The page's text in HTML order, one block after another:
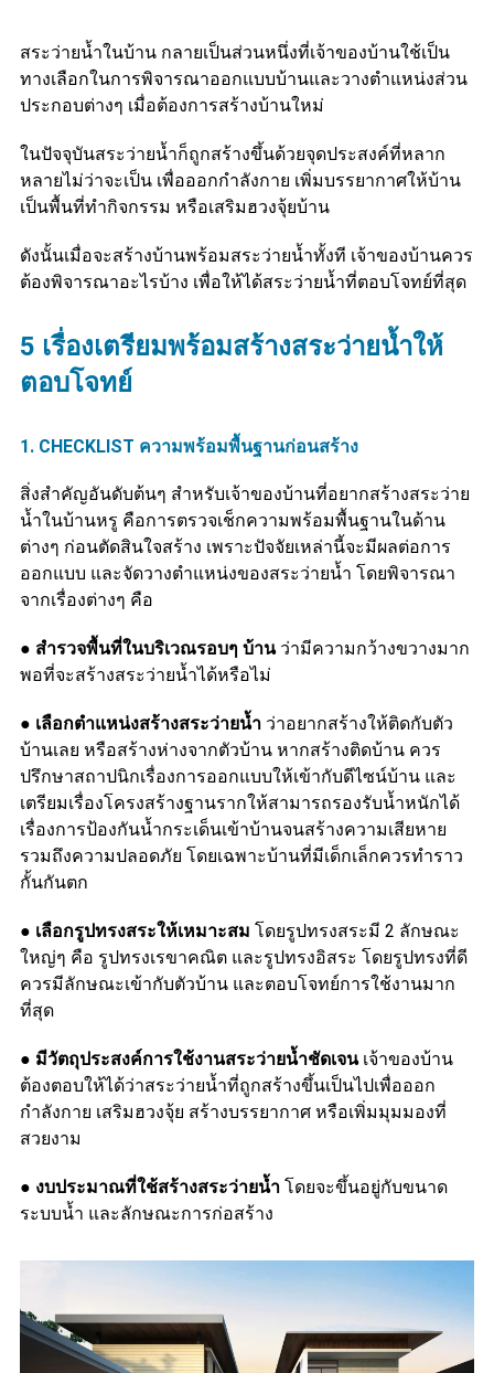
สระว่ายน้ำในบ้าน กลายเป็นส่วนหนึ่งที่เจ้าของบ้านใช้เป็น
ทางเลือกในการพิจารณาออกแบบบ้านและวางตำแหน่งส่วน
ประกอบต่างๆ เมื่อต้องการสร้างบ้านใหม่
ในปัจจุบันสระว่ายน้ำก็ถูกสร้างขึ้นด้วยจุดประสงค์ที่หลาก
หลายไม่ว่าจะเป็น เพื่อออกกำลังกาย เพิ่มบรรยากาศให้บ้าน
เป็นพื้นที่ทำกิจกรรม หรือเสริมฮวงจุ้ยบ้าน
ดังนั้นเมื่อจะสร้างบ้านพร้อมสระว่ายน้ำทั้งที เจ้าของบ้านควร
ต้องพิจารณาอะไรบ้าง เพื่อให้ได้สระว่ายน้ำที่ตอบโจทย์ที่สุด
5 เรื่องเตรียมพร้อมสร้างสระว่ายน้ำให้
ตอบโจทย์
1. CHECKLIST ความพร้อมพื้นฐานก่อนสร้าง
สิ่งสำคัญอันดับต้นๆ สำหรับเจ้าของบ้านที่อยากสร้างสระว่าย
น้ำในบ้านหรู คือการตรวจเช็กความพร้อมพื้นฐานในด้าน
ต่างๆ ก่อนตัดสินใจสร้าง เพราะปัจจัยเหล่านี้จะมีผลต่อการ
ออกแบบ และจัดวางตำแหน่งของสระว่ายน้ำ โดยพิจารณา
จากเรื่องต่างๆ คือ
● สำรวจพื้นที่ในบริเวณรอบๆ บ้านว่ามีความกว้างขวางมาก
พอที่จะสร้างสระว่ายน้ำได้หรือไม่
● เลือกตำแหน่งสร้างสระว่ายน้ำ ว่าอยากสร้างให้ติดกับตัว
บ้านเลย หรือสร้างห่างจากตัวบ้าน หากสร้างติดบ้าน ควร
ปรึกษาสถาปนิกเรื่องการออกแบบให้เข้ากับดีไซน์บ้าน และ
เตรียมเรื่องโครงสร้างฐานรากให้สามารถรองรับน้ำหนักได้
เรื่องการป้องกันน้ำกระเด็นเข้าบ้านจนสร้างความเสียหาย
รวมถึงความปลอดภัย โดยเฉพาะบ้านที่มีเด็กเล็กควรทำราว
กั้นกันตก
● เลือกรูปทรงสระให้เหมาะสม โดยรูปทรงสระมี 2 ลักษณะ
ใหญ่ๆ คือ รูปทรงเรขาคณิต และรูปทรงอิสระ โดยรูปทรงที่ดี
ควรมีลักษณะเข้ากับตัวบ้าน และตอบโจทย์การใช้งานมาก
ที่สุด
● มีวัตถุประสงค์การใช้งานสระว่ายน้ำชัดเจนเจ้าของบ้าน
ต้องตอบให้ได้ว่าสระว่ายน้ำที่ถูกสร้างขึ้นเป็นไปเพื่อออก
กำลังกาย เสริมฮวงจุ้ย สร้างบรรยากาศ หรือเพิ่มมุมมองที่
สวยงาม
● งบประมาณที่ใช้สร้างสระว่ายน้ำโดยจะขึ้นอยู่กับขนาด
ระบบน้ำ และลักษณะการก่อสร้าง